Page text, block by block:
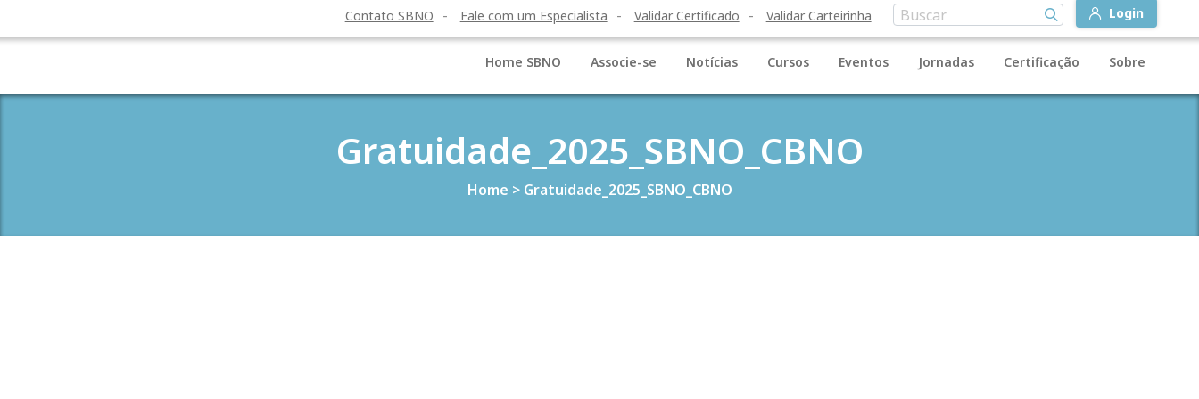
Contato SBNO Fale com um Especialista Validar Certificado Validar Carteirinha Login
Home SBNO Associe-se Notícias Cursos Eventos Jornadas Certificação Sobre
Gratuidade_2025_SBNO_CBNO
Home > Gratuidade_2025_SBNO_CBNO